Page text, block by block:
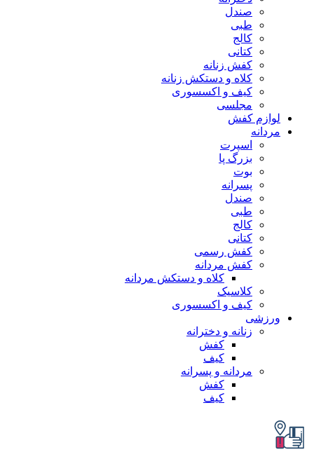
کفش زنانه
کلاه و دستکش زنانه
کیف و اکسسوری
مجلسی
کفش
اسپرت
بزرگ پا
پسرانه
کفش رسمی
کفش مردانه
کلاه و دستکش مردانه
کلاسیک
کیف و اکسسوری
زنانه و دخترانه
مردانه و پسرانه